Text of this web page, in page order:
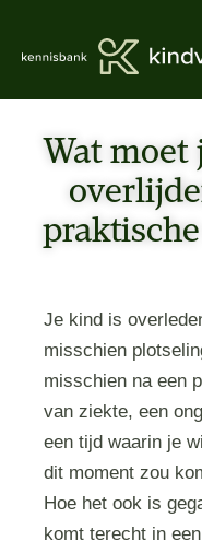
Wat moet
Je kind is
misschien
misschien na een
van ziekte, een
een tijd waarin je
dit moment zou
Hoe het ook is
komt terecht in een